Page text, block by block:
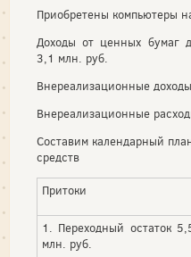
Приобретены компьютеры
Доходы от ценных бумаг
3,1 млн. руб.
Внереализационные
Внереализационные
Составим календарный
средств
Притоки
1. Переходный остаток
млн. руб.